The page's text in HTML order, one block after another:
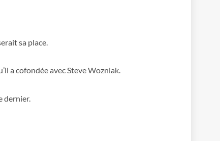
sa place.
a cofondée avec Steve Wozniak.
dernier.